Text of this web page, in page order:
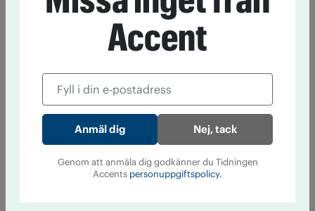
Accent
Nej, tack
Genom att anmäla dig godkänner du Tidningen
Accents personuppgiftspolicy.